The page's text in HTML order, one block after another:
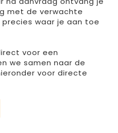
met de verwachte
waar je aan toe
voor een
we samen naar de
voor directe